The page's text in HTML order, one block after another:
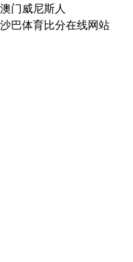
澳门威尼斯人
沙巴体育比分在线网站